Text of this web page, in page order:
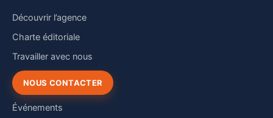
Découvrir l’agence
Charte éditoriale
Travailler avec nous
NOUS CONTACTER
Événements